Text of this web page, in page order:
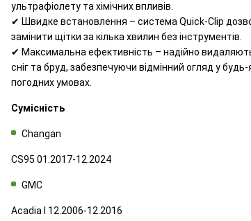
ультрафіолету та хімічних впливів.
✔ Швидке встановлення – система Quick-Clip
замінити щітки за кілька хвилин без інструментів.
✔ Максимальна ефективність – надійно
сніг та бруд, забезпечуючи відмінний огляд у будь-
погодних умовах.
Сумісність
Changan
CS95 01.2017-12.2024
GMC
Acadia I 12.2006-12.2016